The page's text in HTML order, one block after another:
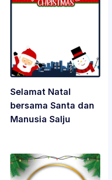
Selamat Natal
bersama Santa dan
Manusia Salju